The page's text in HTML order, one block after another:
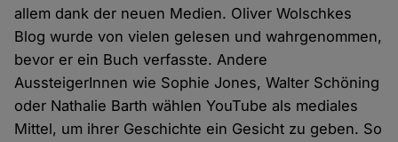
allem dank der neuen Medien. Oliver Wolschkes
Blog wurde von vielen gelesen und wahrgenommen,
bevor er ein Buch verfasste. Andere
AussteigerInnen wie Sophie Jones, Walter Schöning
oder Nathalie Barth wählen YouTube als mediales
Mittel, um ihrer Geschichte ein Gesicht zu geben. So